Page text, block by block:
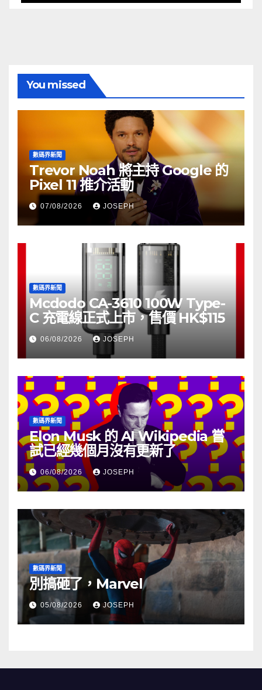
You missed
數碼界新聞
Trevor Noah 將主持 Google 的
Pixel 11 推介活動
07/08/2026 JOSEPH
數碼界新聞
Mcdodo CA-3610 100W Type-
C 充電線正式上市，售價 HK$115
06/08/2026 JOSEPH
數碼界新聞
Elon Musk 的 AI Wikipedia 嘗
試已經幾個月沒有更新了
06/08/2026 JOSEPH
數碼界新聞
別搞砸了，Marvel
05/08/2026 JOSEPH